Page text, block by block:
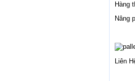
Hàng
Nâng
Liên